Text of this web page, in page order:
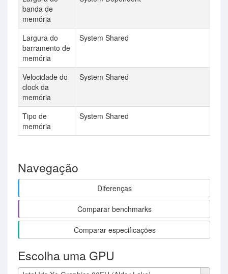
banda de
memória
Largura do
barramento de
memória
System Shared
Velocidade do
clock da
memória
System Shared
Tipo de
memória
System Shared
Navegação
Diferenças
Comparar benchmarks
Comparar especificações
Escolha uma GPU